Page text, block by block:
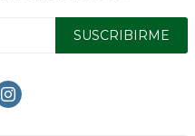
SUSCRIBIRME
